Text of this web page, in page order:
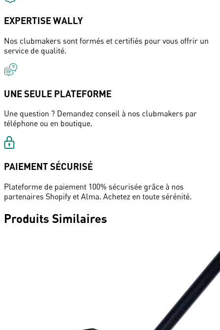
EXPERTISE WALLY
Nos clubmakers sont formés et certifiés pour vous offrir un
service de qualité.
UNE SEULE PLATEFORME
Une question ? Demandez conseil à nos clubmakers par
téléphone ou en boutique.
PAIEMENT SÉCURISÉ
Plateforme de paiement 100% sécurisée grâce à nos
partenaires Shopify et Alma. Achetez en toute sérénité.
Produits Similaires